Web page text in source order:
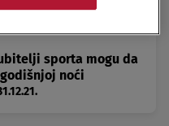
oprostili Lukakuu:
sporta mogu da
noći